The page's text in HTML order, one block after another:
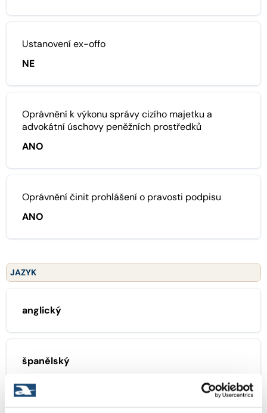
Ustanovení ex-offo
NE
Oprávnění k výkonu správy cizího majetku a
advokátní úschovy peněžních prostředků
ANO
Oprávnění činit prohlášení o pravosti podpisu
ANO
JAZYK
anglický
španělský